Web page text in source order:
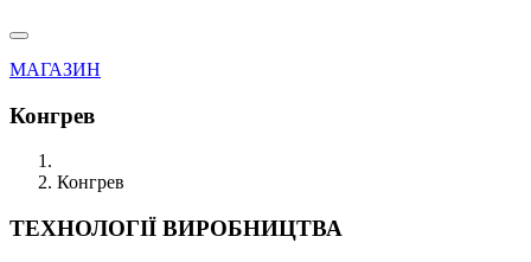
МАГАЗИН
Конгрев
Конгрев
ТЕХНОЛОГІЇ ВИРОБНИЦТВА